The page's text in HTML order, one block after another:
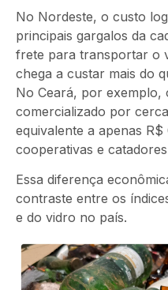
No Nordeste, o custo
principais gargalos da
frete para transportar o
chega a custar mais do
No Ceará, por exemplo,
comercializado por
equivalente a apenas
cooperativas e
Essa diferença
contraste entre os
e do vidro no país.